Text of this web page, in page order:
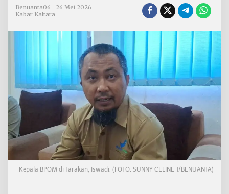
g
2
2
P
r
o
d
u
k
H
e
b
Benuanta06
26 Mei 2026
Kabar Kaltara
Kepala BPOM di Tarakan, Iswadi. (FOTO: SUNNY CELINE T/BENUANTA)